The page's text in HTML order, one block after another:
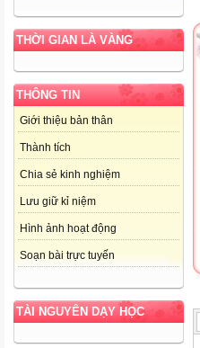
THỜI GIAN LÀ VÀNG
THÔNG TIN
Giới thiệu bản thân
Thành tích
Chia sẻ kinh nghiệm
Lưu giữ kỉ niệm
Hình ảnh hoạt động
Soạn bài trực tuyến
TÀI NGUYÊN DẠY HỌC